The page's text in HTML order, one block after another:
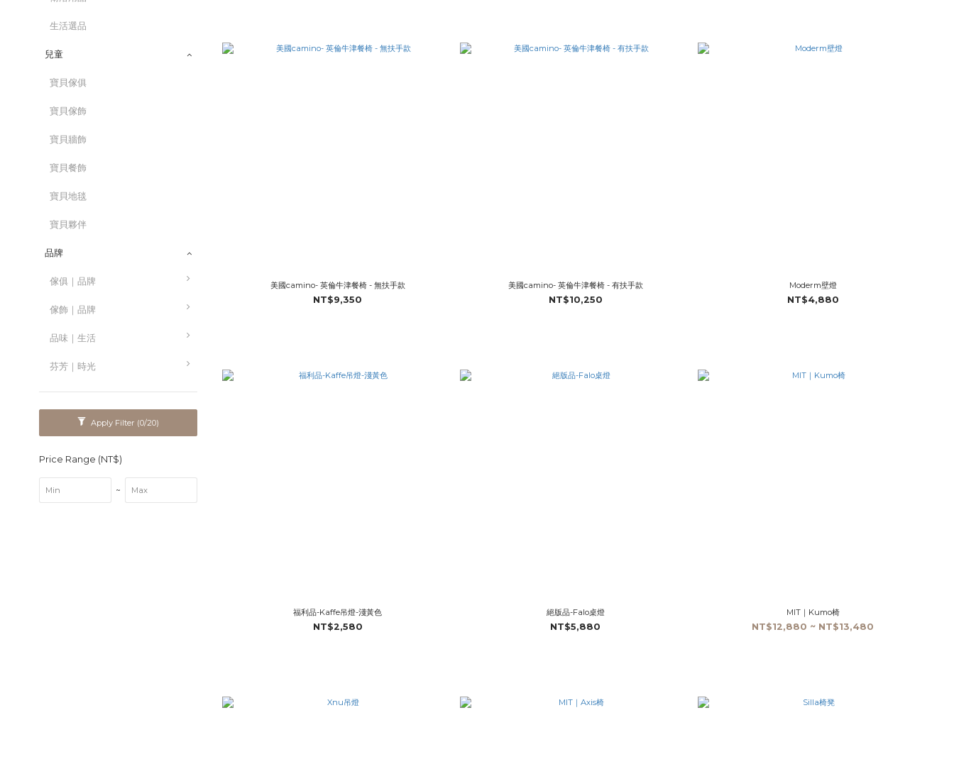
生活選品
兒童
寶貝傢俱
寶貝傢飾
寶貝牆飾
寶貝餐飾
寶貝地毯
寶貝夥伴
品牌
傢俱｜品牌
傢飾｜品牌
品味｜生活
芬芳｜時光
Apply Filter (0/20)
Price Range (NT$)
~
美國camino- 英倫牛津餐椅 - 無扶手款
NT$9,350
美國camino- 英倫牛津餐椅 - 有扶手款
NT$10,250
Moderm壁燈
NT$4,880
福利品-Kaffe吊燈-淺黃色
NT$2,580
絕版品-Falo桌燈
NT$5,880
MIT｜Kumo椅
NT$12,880 ~ NT$13,480